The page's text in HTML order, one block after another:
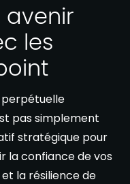
avenir
les
perpétuelle
pas simplement
stratégique pour
la confiance de vos
la résilience de